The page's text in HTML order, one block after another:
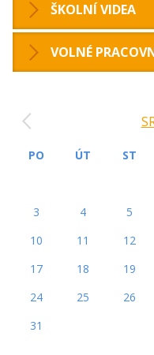
ŠKOLNÍ VIDEA
VOLNÉ
PO ÚT ST
3
4 5
10
11 12
17
18 19
24
25 26
31